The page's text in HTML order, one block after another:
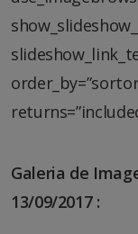
Galeria de
13/09/2017 :